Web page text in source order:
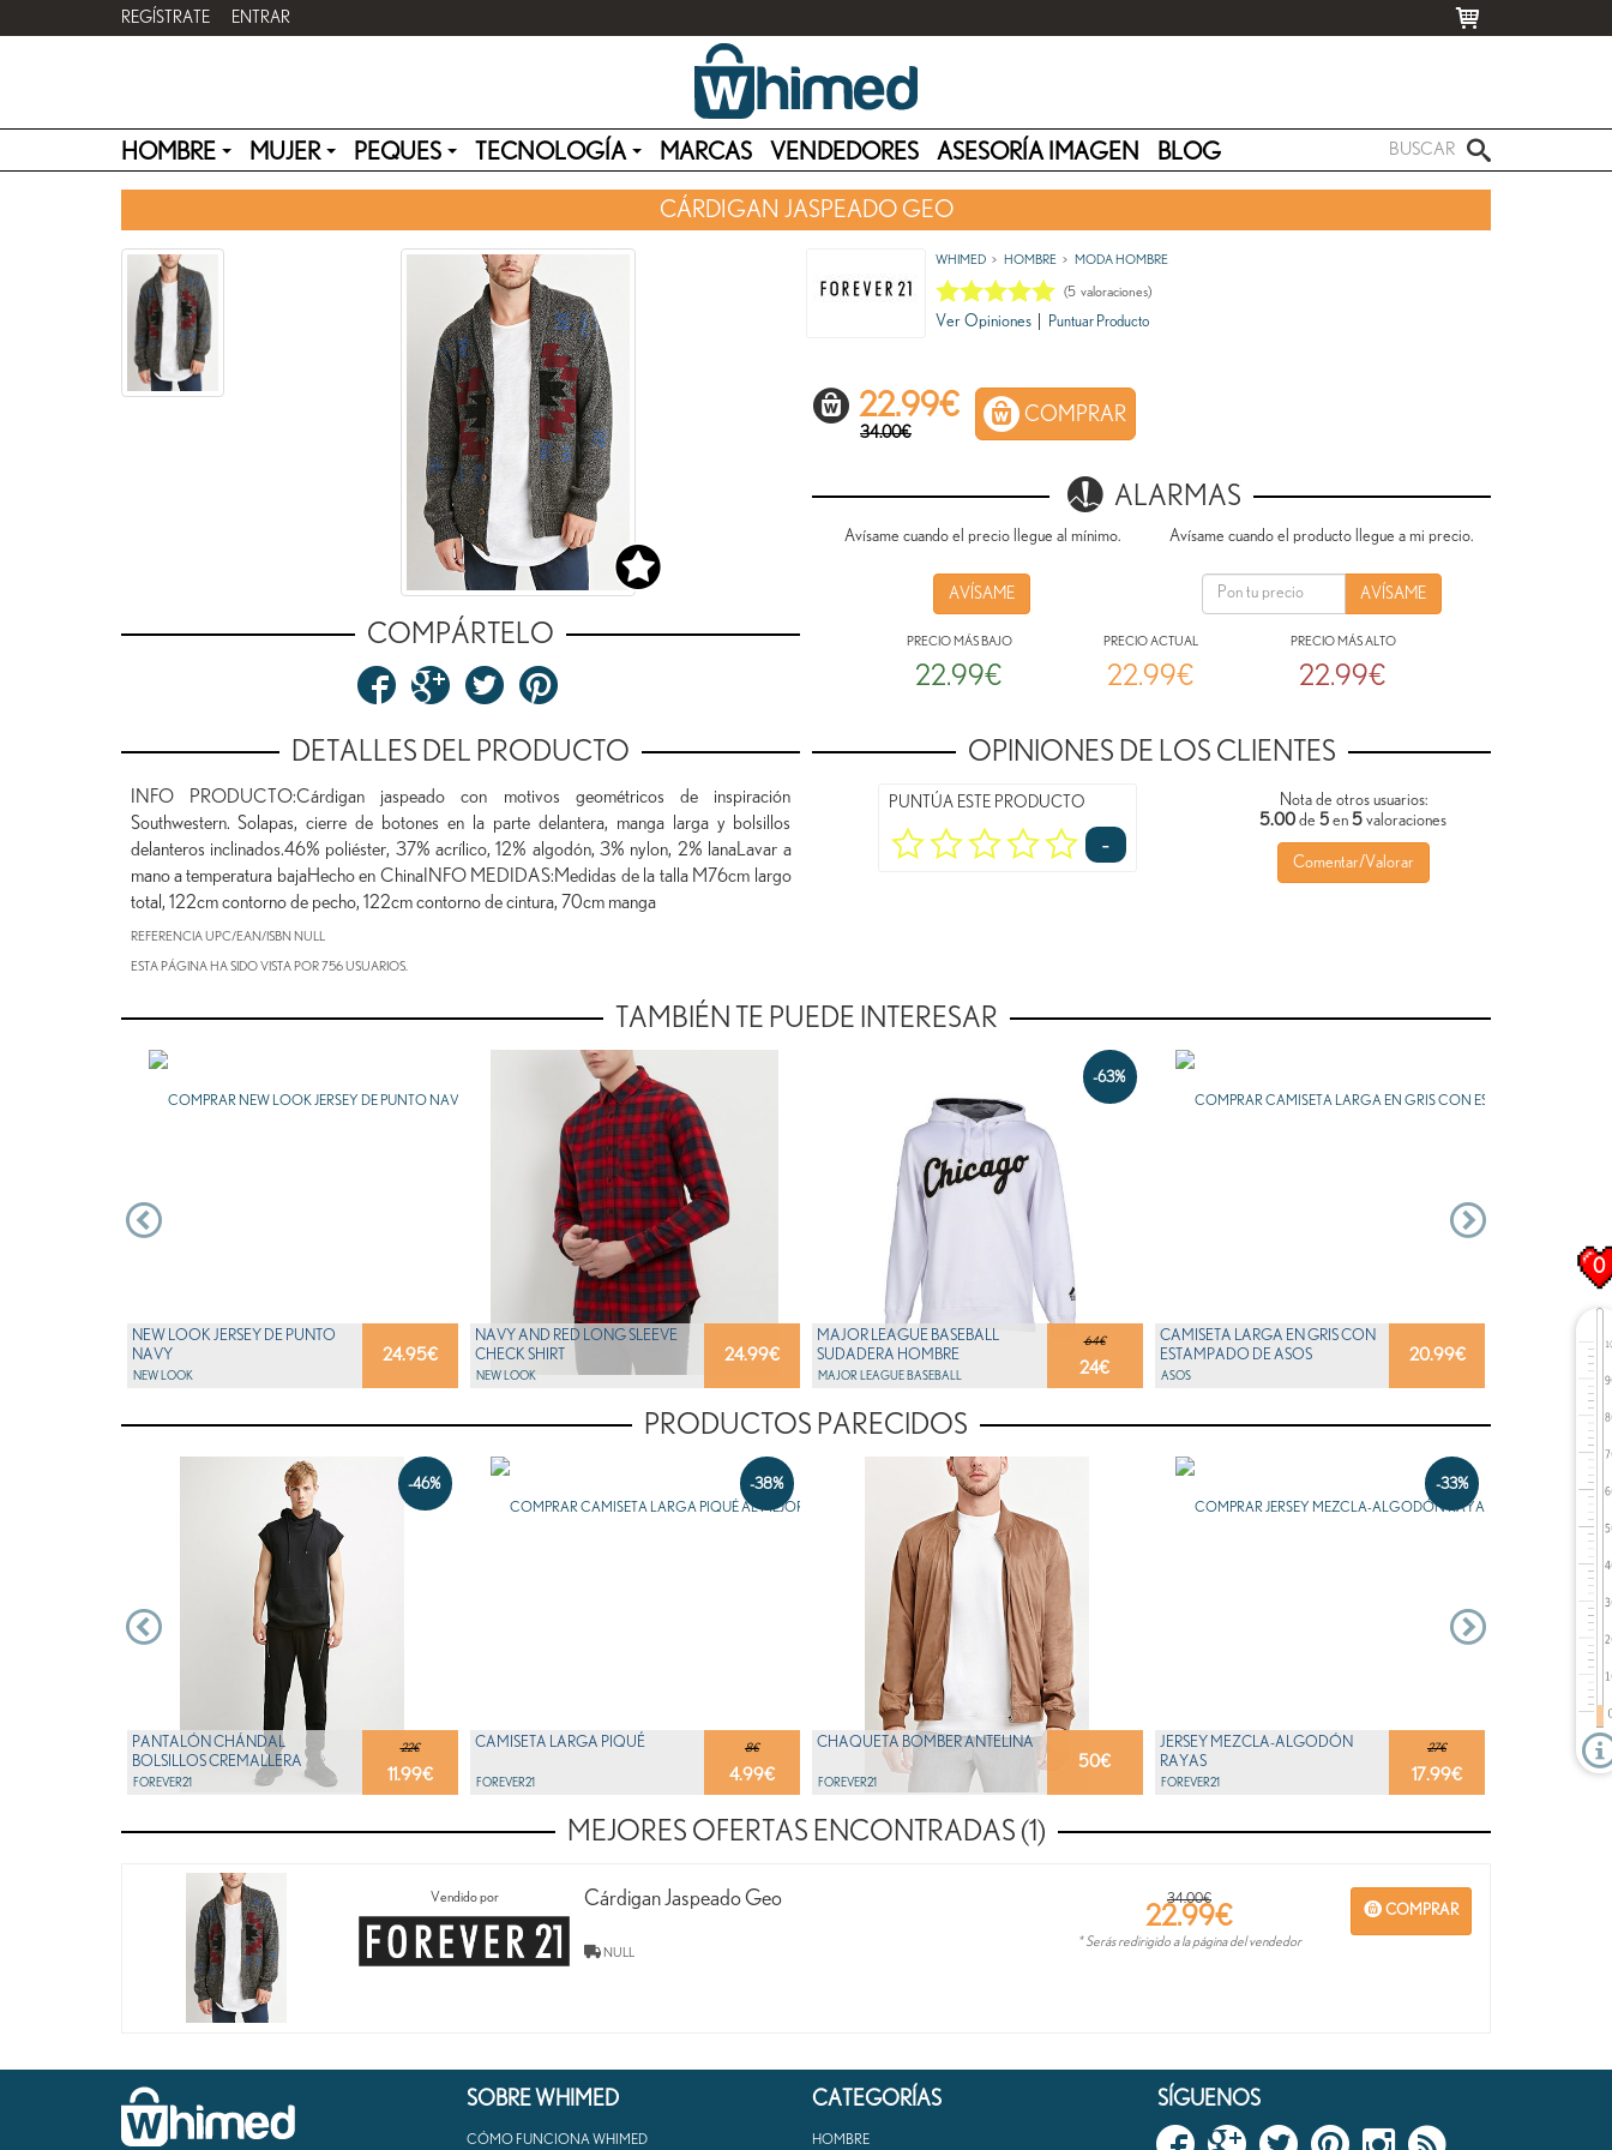
REGÍSTRATE ENTRAR
HOMBRE MUJER PEQUES TECNOLOGÍA MARCAS VENDEDORES ASESORÍA IMAGEN BLOG
CÁRDIGAN JASPEADO GEO
COMPÁRTELO
DETALLES DEL PRODUCTO
INFO PRODUCTO:Cárdigan jaspeado con motivos geométricos de inspiración
Southwestern. Solapas, cierre de botones en la parte delantera, manga larga y bolsillos
delanteros inclinados.46% poliéster, 37% acrílico, 12% algodón, 3% nylon, 2% lanaLavar a
mano a temperatura bajaHecho en ChinaINFO MEDIDAS:Medidas de la talla M76cm largo
total, 122cm contorno de pecho, 122cm contorno de cintura, 70cm manga
REFERENCIA UPC/EAN/ISBN NULL
ESTA PÁGINA HA SIDO VISTA POR 756 USUARIOS.
WHIMED HOMBRE MODA HOMBRE
(5 valoraciones)
Ver Opiniones Puntuar Producto
34.00€
22.99€ COMPRAR
ALARMAS
Avísame cuando el precio llegue al mínimo.
AVÍSAME
Avísame cuando el producto llegue a mi precio.
PRECIO MÁS BAJO
22.99€
PRECIO ACTUAL
22.99€
PRECIO MÁS ALTO
22.99€
OPINIONES DE LOS CLIENTES
PUNTÚA ESTE PRODUCTO
-
Nota de otros usuarios:
5.00 de 5 en 5 valoraciones
Comentar/Valorar
TAMBIÉN TE PUEDE INTERESAR
24.95€
NEW LOOK JERSEY DE PUNTO
NAVY
NEW LOOK
24.99€
NAVY AND RED LONG SLEEVE
CHECK SHIRT
NEW LOOK
-63%
64€
24€
MAJOR LEAGUE BASEBALL
SUDADERA HOMBRE
MAJOR LEAGUE BASEBALL
20.99€
CAMISETA LARGA EN GRIS CON
ESTAMPADO DE ASOS
ASOS
PRODUCTOS PARECIDOS
-46%
22€
11.99€
PANTALÓN CHÁNDAL
BOLSILLOS CREMALLERA
FOREVER21
-38%
8€
4.99€
CAMISETA LARGA PIQUÉ
FOREVER21
50€
CHAQUETA BOMBER ANTELINA
FOREVER21
-33%
27€
17.99€
JERSEY MEZCLA-ALGODÓN
RAYAS
FOREVER21
MEJORES OFERTAS ENCONTRADAS (1)
Vendido por Cárdigan Jaspeado Geo
NULL
COMPRAR
34.00€
22.99€
* Serás redirigido a la página del vendedor
0
SOBRE WHIMED
CÓMO FUNCIONA WHIMED
CATEGORÍAS
HOMBRE
SÍGUENOS